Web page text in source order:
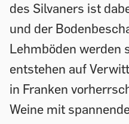
des Silvaners ist
und der
Lehmböden werden
entstehen auf
in Franken
Weine mit